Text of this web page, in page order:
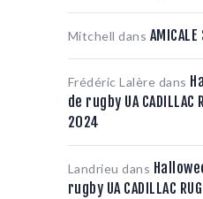
Mitchell dans AMICALE
Frédéric Lalère dans
de rugby UA CADILLAC
2024
Landrieu dans
rugby UA CADILLAC